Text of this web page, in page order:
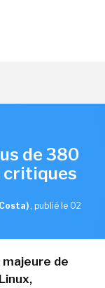
de 380
critiques
, publié le 02
de